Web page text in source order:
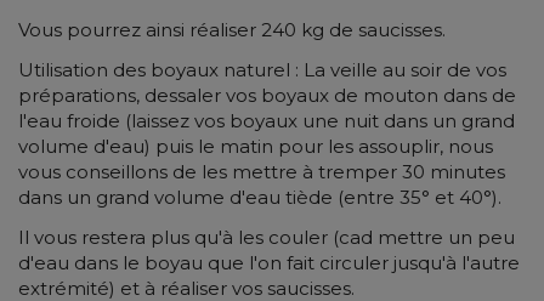
Vous pourrez ainsi réaliser 240 kg de saucisses.
Utilisation des boyaux naturel : La veille au soir de vos
préparations, dessaler vos boyaux de mouton dans de
l'eau froide (laissez vos boyaux une nuit dans un grand
volume d'eau) puis le matin pour les assouplir, nous
vous conseillons de les mettre à tremper 30 minutes
dans un grand volume d'eau tiède (entre 35° et 40°).
Il vous restera plus qu'à les couler (cad mettre un peu
d'eau dans le boyau que l'on fait circuler jusqu'à l'autre
extrémité) et à réaliser vos saucisses.